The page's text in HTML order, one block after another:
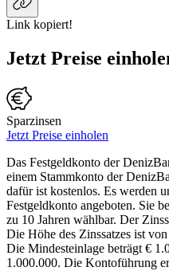
Link kopiert!
Jetzt Preise
Sparzinsen
Jetzt Preise einholen
Das Festgeldkonto der
einem Stammkonto der
dafür ist kostenlos. Es werden
Festgeldkonto angeboten. Sie
zu 10 Jahren wählbar. Der
Die Höhe des Zinssatzes ist
Die Mindesteinlage beträgt €
1.000.000. Die Kontoführung